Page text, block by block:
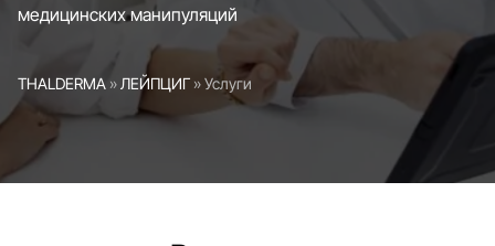
медицинских манипуляций
THALDERMA »ЛЕЙПЦИГ »Услуги